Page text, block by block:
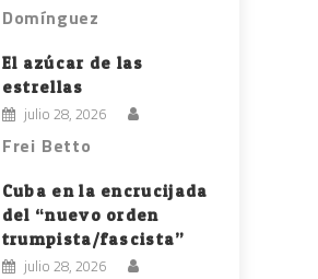
Domínguez
El azúcar de las
estrellas
julio 28, 2026
Frei Betto
Cuba en la encrucijada
del “nuevo orden
trumpista/fascista”
julio 28, 2026